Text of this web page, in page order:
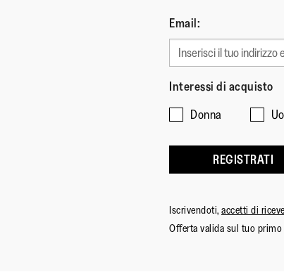
Email:
Interessi di acquisto
Donna
REGISTRATI
Iscrivendoti, accetti di
Offerta valida sul tuo